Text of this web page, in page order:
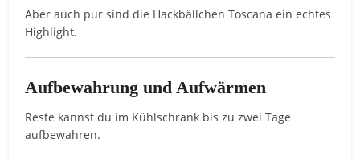
Aber auch pur sind die Hackbällchen Toscana ein echtes
Highlight.
Aufbewahrung und Aufwärmen
Reste kannst du im Kühlschrank bis zu zwei Tage
aufbewahren.